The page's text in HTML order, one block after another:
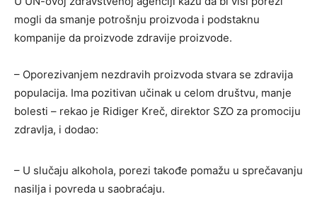
mogli da smanje potrošnju proizvoda i podstaknu
kompanije da proizvode zdravije proizvode.
– Oporezivanjem nezdravih proizvoda stvara se zdravija
populacija. Ima pozitivan učinak u celom društvu, manje
bolesti – rekao je Ridiger Kreč, direktor SZO za promociju
zdravlja, i dodao:
– U slučaju alkohola, porezi takođe pomažu u sprečavanju
nasilja i povreda u saobraćaju.